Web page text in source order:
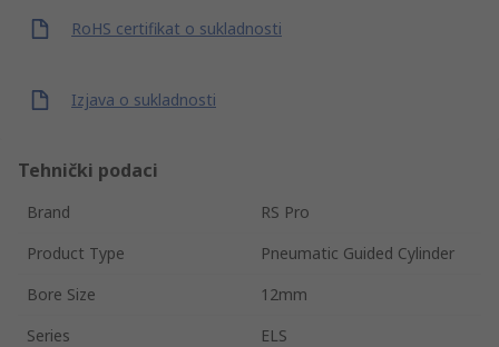
RoHS certifikat o sukladnosti
Izjava o sukladnosti
Tehnički podaci
Brand
RS Pro
Product Type
Pneumatic Guided Cylinder
Bore Size
12mm
Series
ELS